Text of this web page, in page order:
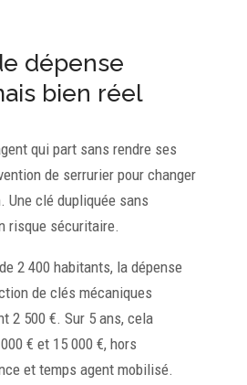
dépense
bien réel
qui part sans rendre ses
de serrurier pour changer
Une clé dupliquée sans
risque sécuritaire.
2 400 habitants, la dépense
de clés mécaniques
2 500 €. Sur 5 ans, cela
€ et 15 000 €, hors
et temps agent mobilisé.